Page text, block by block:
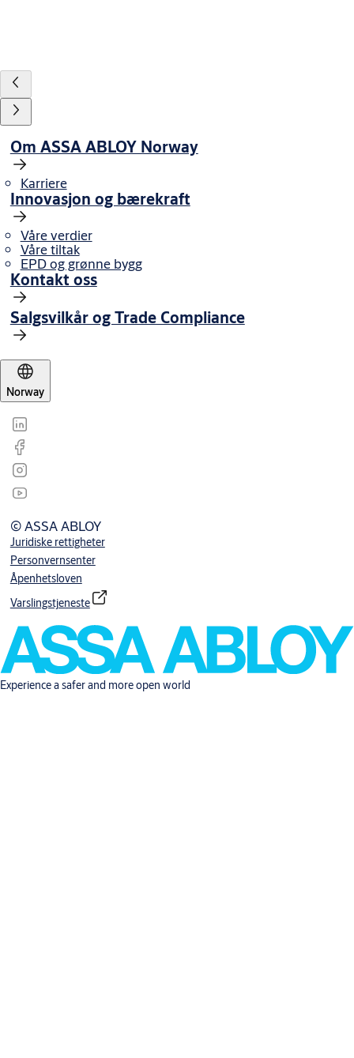
Om ASSA ABLOY Norway
Karriere
Innovasjon og bærekraft
Våre verdier
Våre tiltak
EPD og grønne bygg
Kontakt oss
Salgsvilkår og Trade Compliance
Norway
© ASSA ABLOY
Juridiske rettigheter
Personvernsenter
Åpenhetsloven
Varslingstjeneste
Experience a safer and more open world